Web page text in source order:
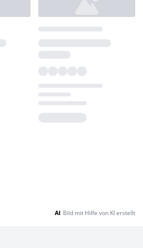
AI Bild mit Hilfe von KI erstellt